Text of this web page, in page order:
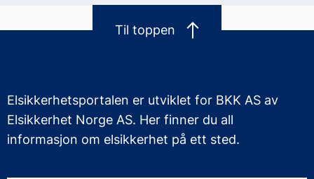
Til toppen
Elsikkerhetsportalen er utviklet for BKK AS av
Elsikkerhet Norge AS. Her finner du all
informasjon om elsikkerhet på ett sted.